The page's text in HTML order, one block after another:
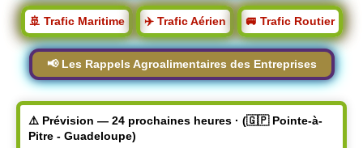
🚢 Trafic Maritime ✈️ Trafic Aérien 🚐 Trafic Routier
📢 Les Rappels Agroalimentaires des Entreprises
⚠️ Prévision — 24 prochaines heures · (🇬🇵 Pointe-à-
Pitre - Guadeloupe)